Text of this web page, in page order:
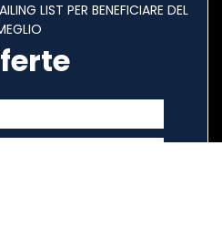
LIST PER BENEFICIARE DEL